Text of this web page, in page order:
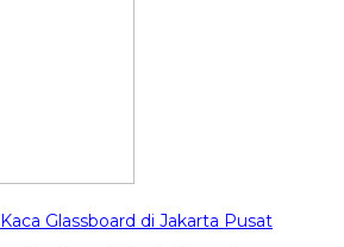
Glassboard di Jakarta Pusat